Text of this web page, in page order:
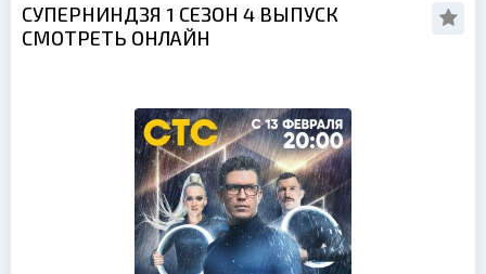
СУПЕРНИНДЗЯ 1 СЕЗОН 4 ВЫПУСК
СМОТРЕТЬ ОНЛАЙН